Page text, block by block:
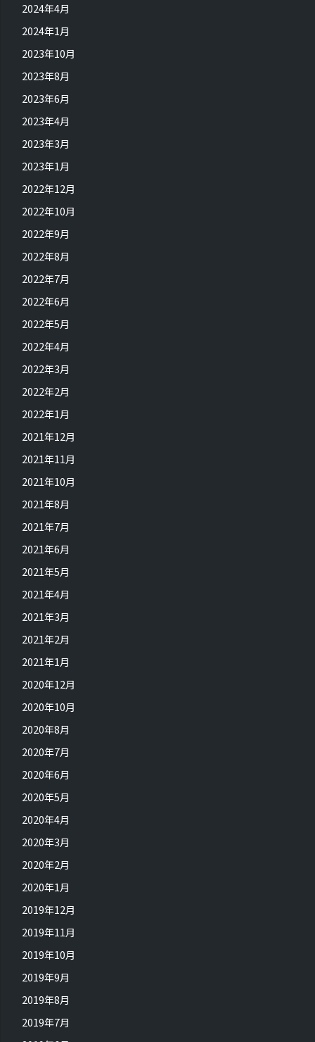
2024年4月
2024年1月
2023年10月
2023年8月
2023年6月
2023年4月
2023年3月
2023年1月
2022年12月
2022年10月
2022年9月
2022年8月
2022年7月
2022年6月
2022年5月
2022年4月
2022年3月
2022年2月
2022年1月
2021年12月
2021年11月
2021年10月
2021年8月
2021年7月
2021年6月
2021年5月
2021年4月
2021年3月
2021年2月
2021年1月
2020年12月
2020年10月
2020年8月
2020年7月
2020年6月
2020年5月
2020年4月
2020年3月
2020年2月
2020年1月
2019年12月
2019年11月
2019年10月
2019年9月
2019年8月
2019年7月